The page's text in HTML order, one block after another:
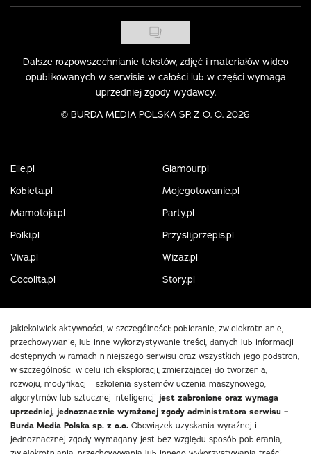
Dalsze rozpowszechnianie tekstów, zdjęć i materiałów wideo
opublikowanych w serwisie w całości lub w części wymaga
uprzedniej zgody wydawcy.
© BURDA MEDIA POLSKA SP. Z O. O. 2026
Elle.pl
Glamour.pl
Kobieta.pl
Mojegotowanie.pl
Mamotoja.pl
Party.pl
Polki.pl
Przyslijprzepis.pl
Viva.pl
Wizaz.pl
Cocolita.pl
Story.pl
Jakiekolwiek aktywności, w szczególności: pobieranie, zwielokrotnianie,
przechowywanie, lub inne wykorzystywanie treści, danych lub informacji
dostępnych w ramach niniejszego serwisu oraz wszystkich jego podstron,
w szczególności w celu ich eksploracji, zmierzającej do tworzenia,
rozwoju, modyfikacji i szkolenia systemów uczenia maszynowego,
algorytmów lub sztucznej inteligencji jest zabronione oraz wymaga
uprzedniej, jednoznacznie wyrażonej zgody administratora serwisu –
Burda Media Polska sp. z o.o. Obowiązek uzyskania wyraźnej i
jednoznacznej zgody wymagany jest bez względu sposób pobierania,